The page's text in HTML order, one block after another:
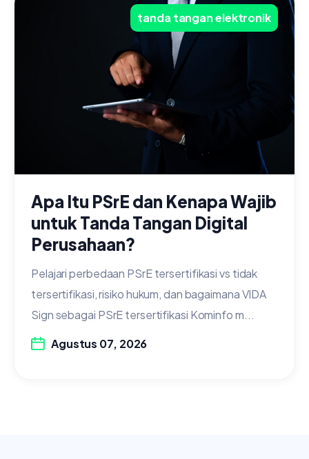
tanda tangan elektronik
Apa Itu PSrE dan Kenapa Wajib
untuk Tanda Tangan Digital
Perusahaan?
Pelajari perbedaan PSrE tersertifikasi vs tidak
tersertifikasi, risiko hukum, dan bagaimana VIDA
Sign sebagai PSrE tersertifikasi Kominfo m...
Agustus 07, 2026